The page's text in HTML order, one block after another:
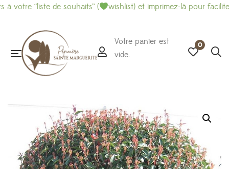
“liste de souhaits” ( wishlist) et imprimez-là pour faciliter vos
Votre panier est
vide.
0